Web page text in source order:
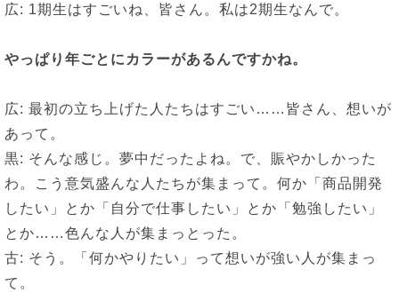
広: 1期生はすごいね、皆さん。私は2期生なんで。
やっぱり年ごとにカラーがあるんですかね。
広: 最初の立ち上げた人たちはすごい……皆さん、想いが
あって。
黒: そんな感じ。夢中だったよね。で、賑やかしかった
わ。こう意気盛んな人たちが集まって。何か「商品開発
したい」とか「自分で仕事したい」とか「勉強したい」
とか……色んな人が集まっとった。
古: そう。「何かやりたい」って想いが強い人が集まっ
て。